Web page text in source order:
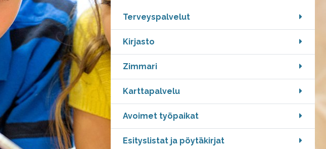
Terveyspalvelut
Kirjasto
Zimmari
Karttapalvelu
Linkki
avautuu
uuteen
välilehteen
Avoimet työpaikat
Esityslistat ja pöytäkirjat